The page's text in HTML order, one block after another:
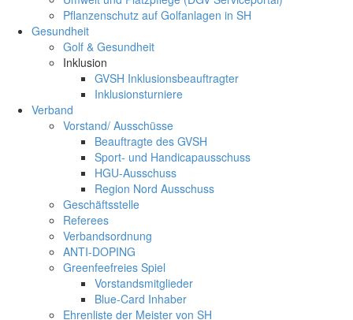
Pflanzenschutz auf Golfanlagen in SH
Gesundheit
Golf & Gesundheit
Inklusion
GVSH Inklusionsbeauftragter
Inklusionsturniere
Verband
Vorstand/ Ausschüsse
Beauftragte des GVSH
Sport- und Handicapausschuss
HGU-Ausschuss
Region Nord Ausschuss
Geschäftsstelle
Referees
Verbandsordnung
ANTI-DOPING
Greenfeefreies Spiel
Vorstandsmitglieder
Blue-Card Inhaber
Ehrenliste der Meister von SH